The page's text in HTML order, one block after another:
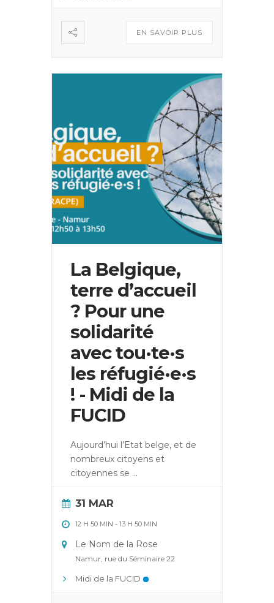
EN SAVOIR PLUS
La Belgique,
terre d’accueil
? Pour une
solidarité
avec tou·te·s
les réfugié·e·s
! - Midi de la
FUCID
Aujourd’hui l’Etat belge, et de
nombreux citoyens et
citoyennes se ...
31 MAR
12 H 50 MIN - 13 H 50 MIN
Le Nom de la Rose
Namur, rue du Séminaire 22
Midi de la FUCID